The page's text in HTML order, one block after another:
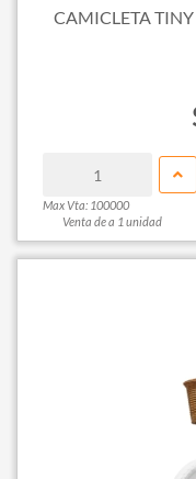
CAMICLETA
Max Vta: 100000
Venta de a 1 unidad